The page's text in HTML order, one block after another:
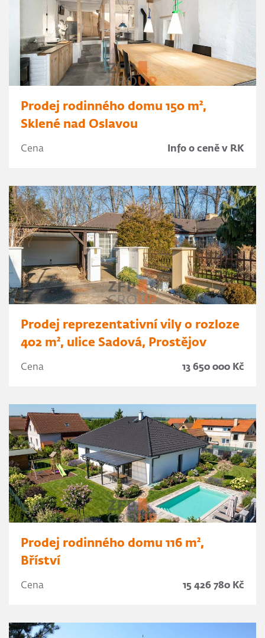
Prodej rodinného domu 150 m²,
Sklené nad Oslavou
Cena Info o ceně v RK
Prodej reprezentativní vily o rozloze
402 m², ulice Sadová, Prostějov
Cena 13 650 000 Kč
Prodej rodinného domu 116 m²,
Bříství
Cena 15 426 780 Kč